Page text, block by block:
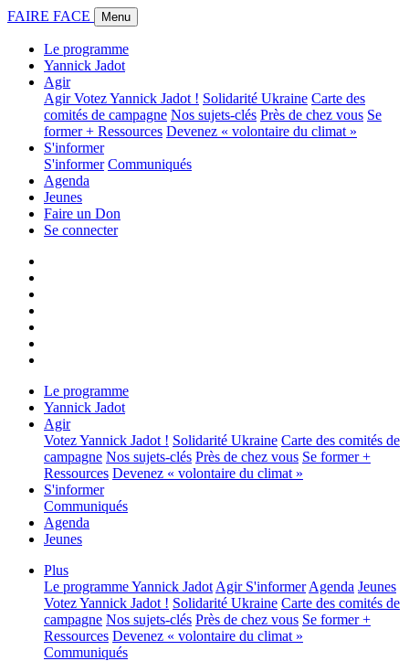
FAIRE FACE Menu
Le programme
Yannick Jadot
Agir
AgirVotez Yannick Jadot ! Solidarité Ukraine Carte des
comités de campagne Nos sujets-clés Près de chez vous Se
former + Ressources Devenez « volontaire du climat »
S'informer
S'informer Communiqués
Agenda
Jeunes
Faire un Don
Se connecter
Le programme
Yannick Jadot
Agir
Votez Yannick Jadot ! Solidarité Ukraine Carte des comités de
campagne Nos sujets-clés Près de chez vous Se former +
Ressources Devenez « volontaire du climat »
S'informer
Communiqués
Agenda
Jeunes
Plus
Le programmeYannick Jadot Agir S'informer Agenda Jeunes
Votez Yannick Jadot ! Solidarité Ukraine Carte des comités de
campagne Nos sujets-clés Près de chez vous Se former +
Ressources Devenez « volontaire du climat »
Communiqués